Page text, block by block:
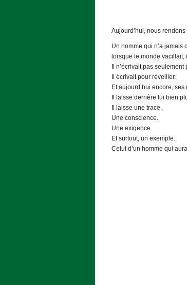
Aujourd’hui, nous
Un homme qui n’a jamais
lorsque le monde
Il n’écrivait pas
Il écrivait pour réveiller.
Et aujourd’hui encore,
Il laisse derrière lui bien
Il laisse une trace.
Une conscience.
Une exigence.
Et surtout, un exemple.
Celui d’un homme qui